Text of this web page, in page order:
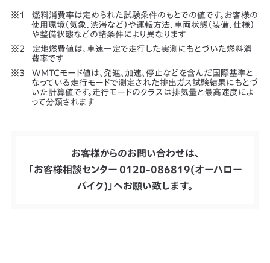
燃料消費率は定められた試験条件のもとでの値です。お客様の
使用環境（気象、渋滞など）や運転方法、車両状態（装備、仕様）
や整備状態などの諸条件により異なります
定地燃費値は、車速一定で走行した実測にもとづいた燃料消
費率です
WMTCモード値は、発進、加速、停止などを含んだ国際基準と
なっている走行モードで測定された排出ガス試験結果にもとづ
いた計算値です。走行モードのクラスは排気量と最高速度によ
って分類されます
お客様からのお問い合わせは、
「お客様相談センター 0120-086819(オーハロー
バイク)」へお願い致します。